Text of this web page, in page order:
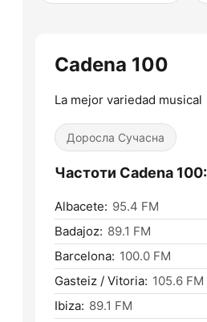
Cadena 100
La mejor variedad musical
Доросла Сучасна
Частоти Cadena 100:
Albacete: 95.4 FM
Badajoz: 89.1 FM
Barcelona: 100.0 FM
Gasteiz / Vitoria: 105.6 FM
Ibiza: 89.1 FM